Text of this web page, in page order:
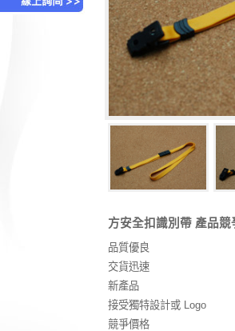
方安全扣識別帶 產品競
品質優良
交貨迅速
新產品
接受獨特設計或 Logo
競爭價格